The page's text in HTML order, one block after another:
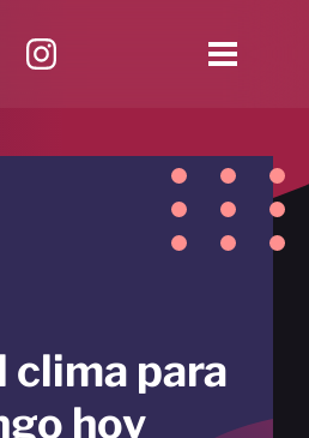
clima para
hoy